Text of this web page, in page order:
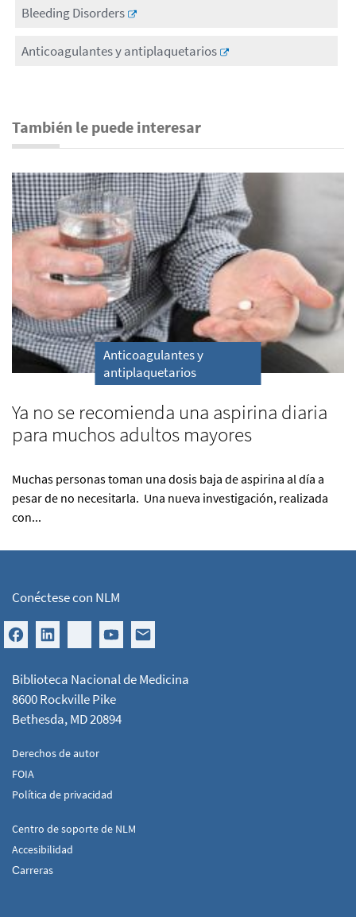
Bleeding Disorders
Anticoagulantes y antiplaquetarios
También le puede interesar
Anticoagulantes y
antiplaquetarios
Ya no se recomienda una aspirina diaria
para muchos adultos mayores
Muchas personas toman una dosis baja de aspirina al día a
pesar de no necesitarla. Una nueva investigación, realizada
con...
Conéctese con NLM
Biblioteca Nacional de Medicina
8600 Rockville Pike
Bethesda, MD 20894
Derechos de autor
FOIA
Política de privacidad
Centro de soporte de NLM
Accesibilidad
Сarreras